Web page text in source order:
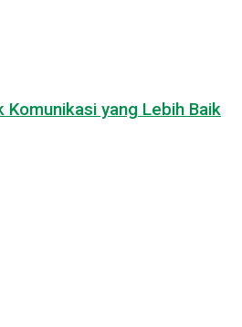
yang Lebih Baik